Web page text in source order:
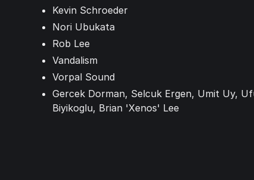
Kevin Schroeder
Nori Ubukata
Rob Lee
Vandalism
Vorpal Sound
Gercek Dorman, Selcuk Ergen, Umit Uy,
Biyikoglu, Brian 'Xenos' Lee